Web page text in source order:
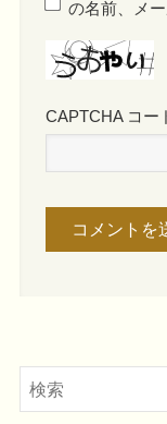
の名前、メ
CAPTCHA コー